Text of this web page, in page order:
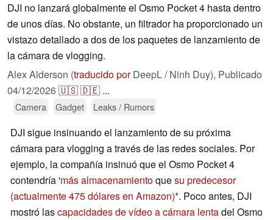
DJI no lanzará globalmente el Osmo Pocket 4 hasta dentro
de unos días. No obstante, un filtrador ha proporcionado un
vistazo detallado a dos de los paquetes de lanzamiento de
la cámara de vlogging.
Alex Alderson (traducido porDeepL / Ninh Duy), Publicado
04/12/2026🇺🇸🇩🇪 ...
Camera Gadget Leaks / Rumors
DJI sigue insinuando el lanzamiento de su próxima
cámara para vlogging a través de las redes sociales. Por
ejemplo, la compañía insinuó que el Osmo Pocket 4
contendría'más almacenamientoquesu predecesor
(actualmente 475 dólares en Amazon) . Poco antes, DJI
mostró lascapacidades de vídeo a cámara lentadel Osmo